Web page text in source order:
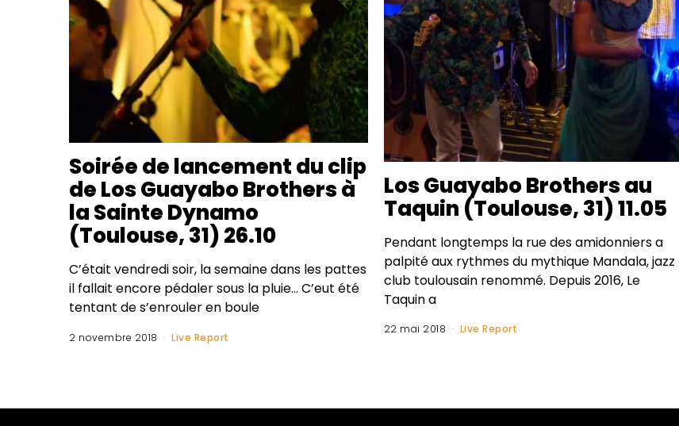
Soirée de lancement du clip
de Los Guayabo Brothers à
la Sainte Dynamo
(Toulouse, 31) 26.10
C’était vendredi soir, la semaine dans les pattes
il fallait encore pédaler sous la pluie… C’eut été
tentant de s’enrouler en boule
2 novembre 2018 Live Report
Los Guayabo Brothers au
Taquin (Toulouse, 31) 11.05
Pendant longtemps la rue des amidonniers a
palpité aux rythmes du mythique Mandala, jazz
club toulousain renommé. Depuis 2016, Le
Taquin a
22 mai 2018 Live Report